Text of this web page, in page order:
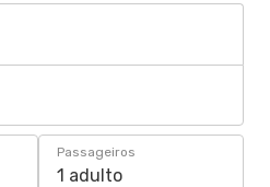
Passageiros
1 adulto